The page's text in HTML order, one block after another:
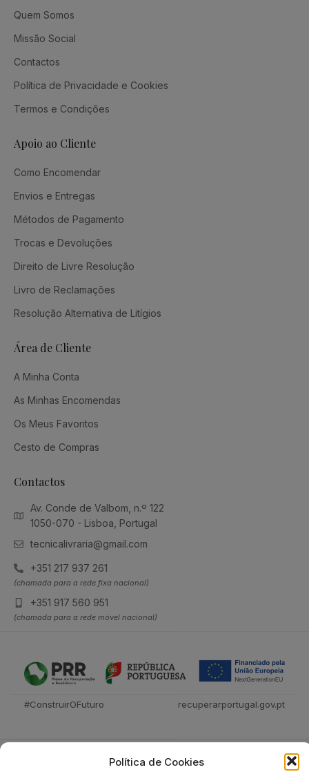
Política de Cookies
Quem Somos
Missão Social
Contactos
Política de Privacidade e Cookies
Termos e Condições
Apoio ao Cliente
Como Encomendar
Envios e Entregas
Métodos de Pagamento
Trocas e Devoluções
Direito de Livre Resolução
Livro de Reclamações
Resolução Alternativa de Litígios
Área de Cliente
A Minha Conta
As Minhas Encomendas
Os Meus Favoritos
Cesto de Compras
Contactos
Av. Conde de Valbom, n.º 122
1050-070 - Lisboa, Portugal
tecnicalivraria@gmail.com
+351 217 937 261
(chamada para a rede fixa nacional)
+351 917 560 951
(chamada para a rede móvel nacional)
#ConstruirOFuturo recuperarportugal.gov.pt